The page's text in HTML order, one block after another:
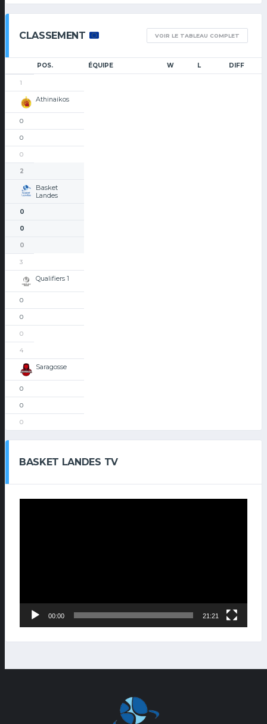
CLASSEMENT VOIR LE TABLEAU COMPLET
POS. ÉQUIPE W L DIFF
1
Athinaikos
0
0
0
2
Basket
Landes
0
0
0
3
Qualifiers 1
0
0
0
4
Saragosse
0
0
0
BASKET LANDES TV
00:00 21:21